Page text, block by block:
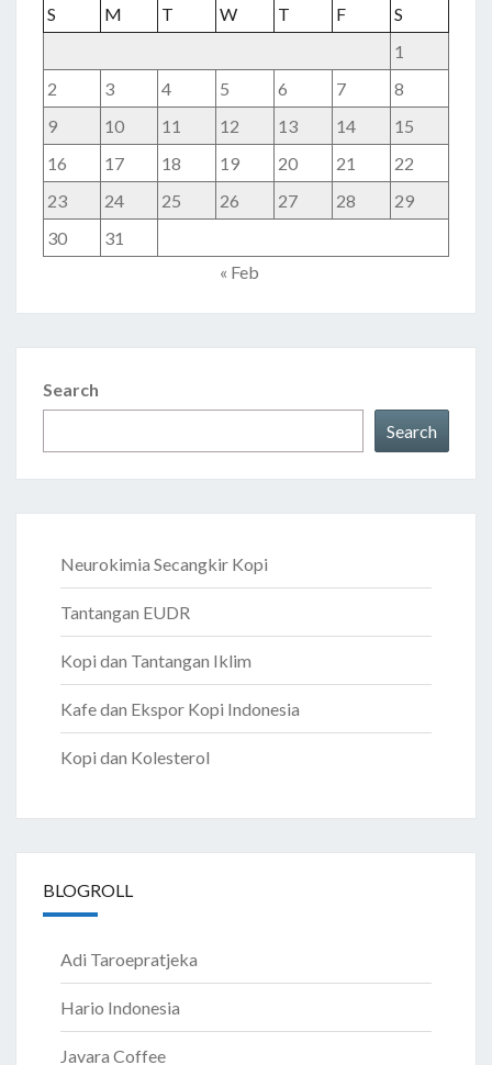
S M T W T F
S
1
2
3 4 5 6 7
8
9
10 11 12 13 14
15
16
17 18 19 20 21
22
23
24 25 26 27 28
29
30
31
« Feb
Search
Search
Neurokimia Secangkir Kopi
Tantangan EUDR
Kopi dan Tantangan Iklim
Kafe dan Ekspor Kopi Indonesia
Kopi dan Kolesterol
BLOGROLL
Adi Taroepratjeka
Hario Indonesia
Javara Coffee